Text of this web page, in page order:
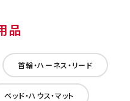
品
首輪・ハーネス・リード
ベッド・ハウス・マット